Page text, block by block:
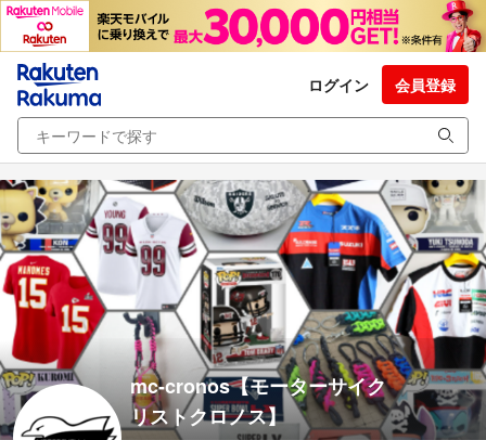
ログイン 会員登録
mc-cronos【モーターサイク
リストクロノス】